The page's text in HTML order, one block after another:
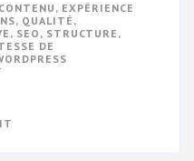
CONTENU , EXPÉRIENCE
, QUALITÉ ,
, SEO , STRUCTURE ,
DE